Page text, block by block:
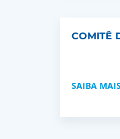
COMITÊ
SAIBA